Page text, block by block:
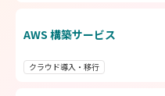
AWS 構築サービス
クラウド導入・移行